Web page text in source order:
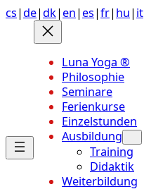
Anchor
Zum
Inhalt
springen
cs|de|dk| en| es|fr| hu| it
Luna Yoga ®
Philosophie
Seminare
Ferienkurse
Einzelstunden
Ausbildung
Training
Didaktik
Weiterbildung